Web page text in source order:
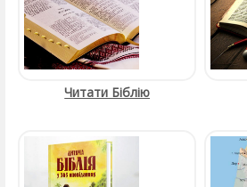
Читати Біблію